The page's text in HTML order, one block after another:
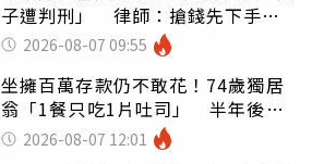
子遭判刑」 律師：搶錢先下手是
罪 2026-08-07 09:55
坐擁百萬存款仍不敢花！74歲獨居
翁「1餐只吃1片吐司」 半年後暴
瘦嚇壞女兒
2026-08-07 12:01